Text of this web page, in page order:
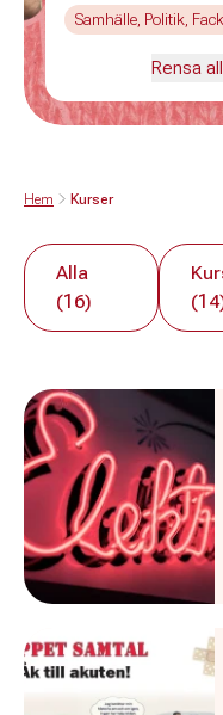
Samhälle, Politik,
Rensa
Hem Kurser
Alla
(16)